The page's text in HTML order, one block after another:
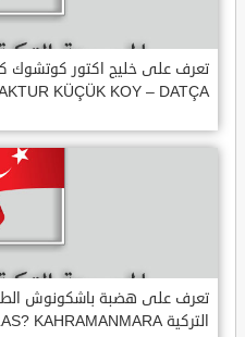
تعرف على خليج اكتور كوتشوك
KÜÇÜK KOY – DATÇA
تعرف على هضبة باشكونوش
التركية BA?KONU? YAYLAS? KAHRAMANMARA?